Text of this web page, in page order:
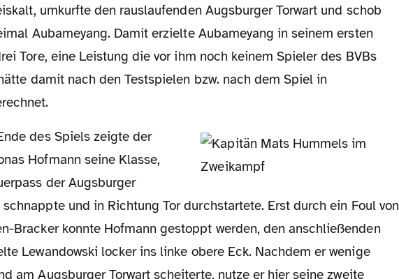
umkurfte den rauslaufenden Augsburger Torwart und schob
Aubameyang. Damit erzielte Aubameyang in seinem ersten
Tore, eine Leistung die vor ihm noch keinem Spieler des BVBs
damit nach den Testspielen bzw. nach dem Spiel in
Hofmann seine Klasse,
der Augsburger
und in Richtung Tor durchstartete. Erst durch ein Foul von
Bracker konnte Hofmann gestoppt werden, den anschließenden
Lewandowski locker ins linke obere Eck. Nachdem er wenige
am Augsburger Torwart scheiterte, nutze er hier seine zweite